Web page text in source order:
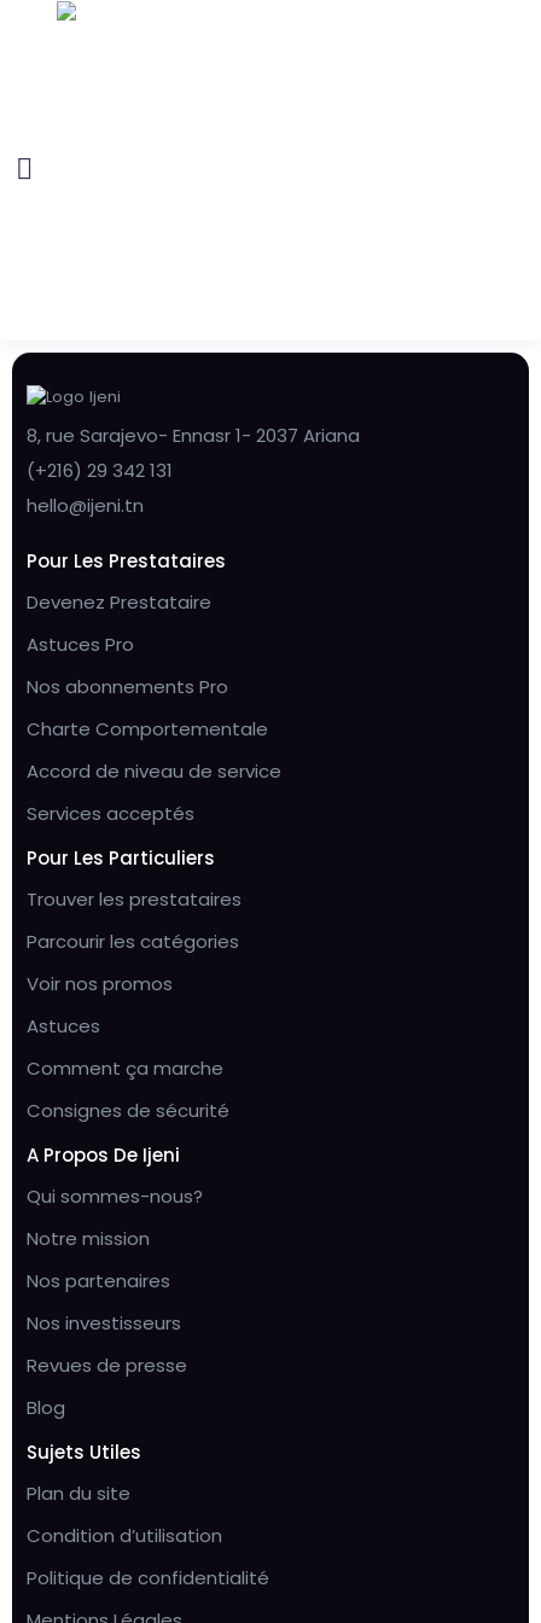
8, rue Sarajevo- Ennasr 1- 2037 Ariana
(+216) 29 342 131
hello@ijeni.tn
Pour Les Prestataires
Devenez Prestataire
Astuces Pro
Nos abonnements Pro
Charte Comportementale
Accord de niveau de service
Services acceptés
Pour Les Particuliers
Trouver les prestataires
Parcourir les catégories
Voir nos promos
Astuces
Comment ça marche
Consignes de sécurité
A Propos De Ijeni
Qui sommes-nous?
Notre mission
Nos partenaires
Nos investisseurs
Revues de presse
Blog
Sujets Utiles
Plan du site
Condition d’utilisation
Politique de confidentialité